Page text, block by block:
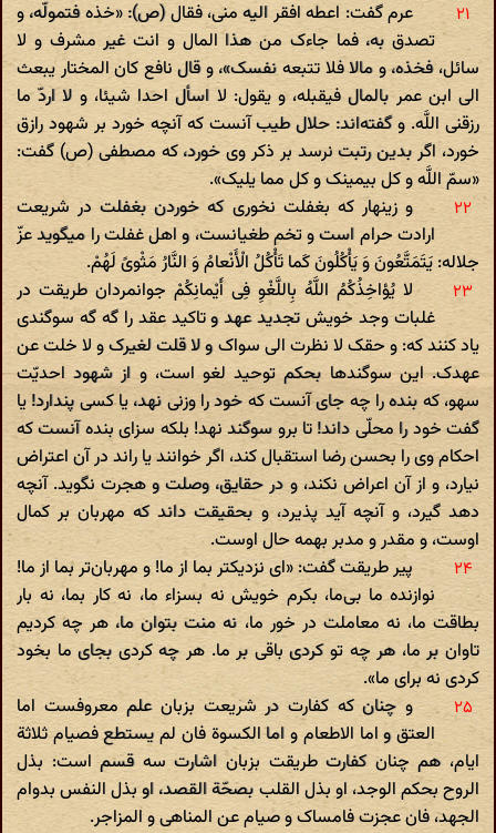
عرم گفت: اعطه افقر الیه منی، فقال (ص): «خذه فتمولّه، و
تصدق به، فما جاءک من هذا المال و انت غیر مشرف و لا
سائل، فخذه، و مالا فلا تتبعه نفسک»، و قال نافع کان‌ المختار یبعث
الی ابن عمر بالمال فیقبله، و یقول: لا اسأل احدا شیئا، و لا اردّ ما
رزقنی اللَّه. و گفته‌اند: حلال طیب آنست که آنچه خورد بر شهود رازق
خورد، اگر بدین رتبت نرسد بر ذکر وی خورد، که مصطفی (ص) گفت:
«سمّ اللَّه و کل بیمینک و کل مما یلیک».
و زینهار که بغفلت نخوری که خوردن بغفلت در شریعت
ارادت حرام است و تخم طغیانست، و اهل غفلت را میگوید عزّ
جلاله: یَتَمَتَّعُونَ وَ یَأْکُلُونَ کَما تَأْکُلُ الْأَنْعامُ وَ النَّارُ مَثْویً لَهُمْ.
لا یُؤاخِذُکُمُ اللَّهُ بِاللَّغْوِ فِی أَیْمانِکُمْ جوانمردان طریقت در
غلبات وجد خویش تجدید عهد و تاکید عقد را گه گه سوگندی
یاد کنند که: و حقک لا نظرت الی سواک و لا قلت لغیرک و لا خلت عن
عهدک. این سوگندها بحکم توحید لغو است، و از شهود احدیّت
سهو، که بنده را چه جای آنست که خود را وزنی نهد، یا کسی پندارد! یا
گفت خود را محلّی داند! تا برو سوگند نهد! بلکه سزای بنده آنست که
احکام وی را بحسن رضا استقبال کند، اگر خوانند یا راند در آن اعتراض
نیارد، و از آن اعراض نکند، و در حقایق، وصلت و هجرت نگوید. آنچه
دهد گیرد، و آنچه آید پذیرد، و بحقیقت داند که مهربان بر کمال
اوست، و مقدر و مدبر بهمه حال اوست.
پیر طریقت گفت: «ای نزدیکتر بما از ما! و مهربان‌تر بما از ما!
نوازنده ما بی‌ما، بکرم خویش نه بسزاء ما، نه کار بما، نه بار
بطاقت ما، نه معاملت در خور ما، نه منت بتوان ما، هر چه کردیم
تاوان بر ما، هر چه تو کردی باقی بر ما. هر چه کردی بجای ما بخود
کردی نه برای ما».
و چنان که کفارت در شریعت بزبان علم معروفست اما
العتق و اما الاطعام و اما الکسوة فان لم یستطع فصیام ثلاثة
ایام، هم چنان کفارت طریقت بزبان اشارت سه قسم‌ است: بذل
الروح بحکم الوجد، او بذل القلب بصحّة القصد، او بذل النفس بدوام
الجهد، فان عجزت فامساک و صیام عن المناهی و المزاجر.